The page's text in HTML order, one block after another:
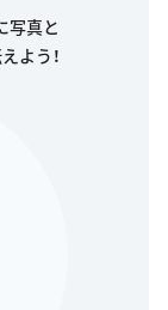
写真と
よう！